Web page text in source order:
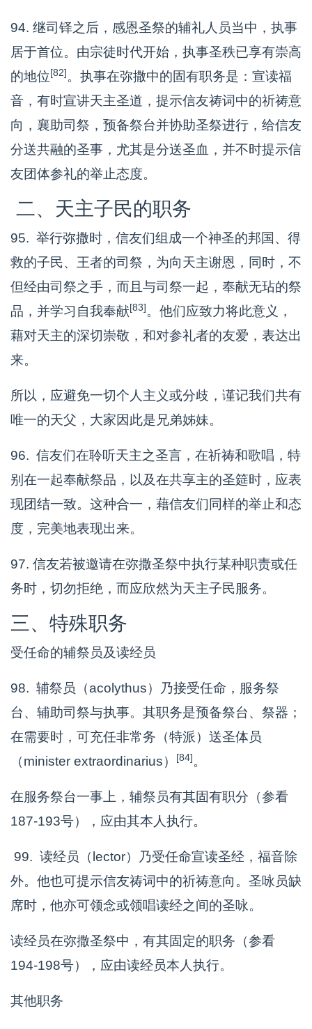
94. 继司铎之后，感恩圣祭的辅礼人员当中，执事
居于首位。由宗徒时代开始，执事圣秩已享有崇高
的地位[82]。执事在弥撒中的固有职务是：宣读福
音，有时宣讲天主圣道，提示信友祷词中的祈祷意
向，襄助司祭，预备祭台并协助圣祭进行，给信友
分送共融的圣事，尤其是分送圣血，并不时提示信
友团体参礼的举止态度。
二、天主子民的职务
95. 举行弥撒时，信友们组成一个神圣的邦国、得
救的子民、王者的司祭，为向天主谢恩，同时，不
但经由司祭之手，而且与司祭一起，奉献无玷的祭
品，并学习自我奉献[83]。他们应致力将此意义，
藉对天主的深切崇敬，和对参礼者的友爱，表达出
来。
所以，应避免一切个人主义或分歧，谨记我们共有
唯一的天父，大家因此是兄弟姊妹。
96. 信友们在聆听天主之圣言，在祈祷和歌唱，特
别在一起奉献祭品，以及在共享主的圣筵时，应表
现团结一致。这种合一，藉信友们同样的举止和态
度，完美地表现出来。
97. 信友若被邀请在弥撒圣祭中执行某种职责或任
务时，切勿拒绝，而应欣然为天主子民服务。
三、特殊职务
受任命的辅祭员及读经员
98. 辅祭员（acolythus）乃接受任命，服务祭
台、辅助司祭与执事。其职务是预备祭台、祭器；
在需要时，可充任非常务（特派）送圣体员
（minister extraordinarius）
[84]。
在服务祭台一事上，辅祭员有其固有职分（参看
187-193号），应由其本人执行。
99. 读经员（lector）乃受任命宣读圣经，福音除
外。他也可提示信友祷词中的祈祷意向。圣咏员缺
席时，他亦可领念或领唱读经之间的圣咏。
读经员在弥撒圣祭中，有其固定的职务（参看
194-198号），应由读经员本人执行。
其他职务